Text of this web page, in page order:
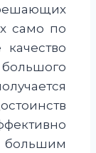
само по
большого